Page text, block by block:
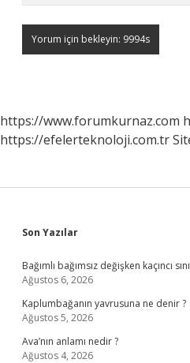
https://www.forumkurnaz.com
https://efelerteknoloji.com.tr
Sidebar
Son Yazılar
Bağımlı bağımsız değişken kaçıncı
Ağustos 6, 2026
Kaplumbağanın yavrusuna ne denir ?
Ağustos 5, 2026
Ava’nın anlamı nedir ?
Ağustos 4, 2026